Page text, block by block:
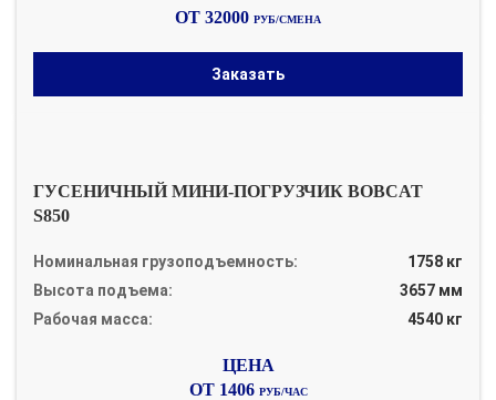
ОТ 32000 РУБ/СМЕНА
Заказать
ГУСЕНИЧНЫЙ МИНИ-ПОГРУЗЧИК BOBCAT
S850
Номинальная грузоподъемность:
1758 кг
Высота подъема:
3657 мм
Рабочая масса:
4540 кг
ОТ 1406 РУБ/ЧАС